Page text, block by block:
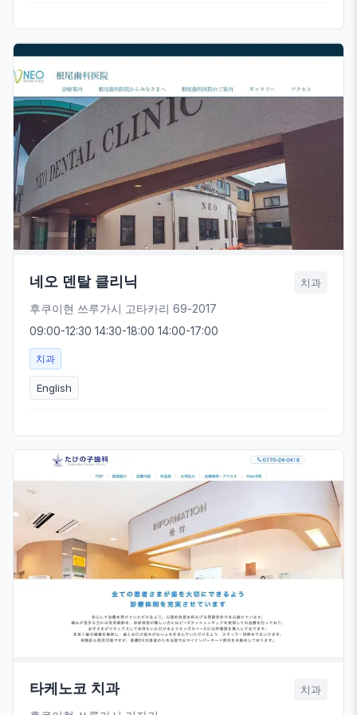
네오 덴탈 클리닉 치과
후쿠이현 쓰루가시 고타카리 69-2017
09:00-12:30 14:30-18:00 14:00-17:00
치과
English
타케노코 치과 치과